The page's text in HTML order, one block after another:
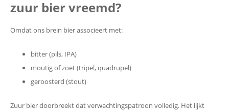
zuur bier vreemd?
Omdat ons brein bier associeert met:
bitter (pils, IPA)
moutig of zoet (tripel, quadrupel)
geroosterd (stout)
Zuur bier doorbreekt dat verwachtingspatroon volledig. Het lijkt